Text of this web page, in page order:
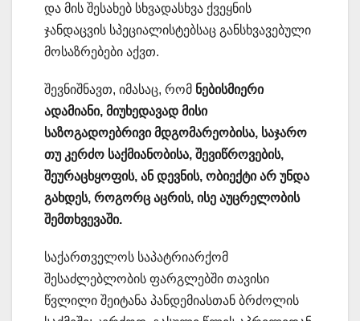
და მის შესახებ სხვადასხვა ქვეყნის
ჯანდაცვის სპეციალისტებსაც განსხვავებული
მოსაზრებები აქვთ.
შევნიშნავთ, იმასაც, რომ ნებისმიერი
ადამიანი, მიუხედავად მისი
საზოგადოებრივი მდგომარეობისა, საჯარო
თუ კერძო საქმიანობისა, შევიწროვების,
შეურაცხყოფის, ან დევნის, ობიექტი არ უნდა
გახდეს, როგორც აცრის, ისე აუცრელობის
შემთხვევაში.
საქართველოს საპატრიარქომ
შესაძლებლობის ფარგლებში თავისი
წვლილი შეიტანა პანდემიასთან ბრძოლის